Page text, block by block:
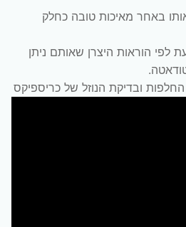
באחר מאיכות טובה כחלק
לפי הוראות היצרן שאותם ניתן
ובדיקת הנוזל של כריספיקס